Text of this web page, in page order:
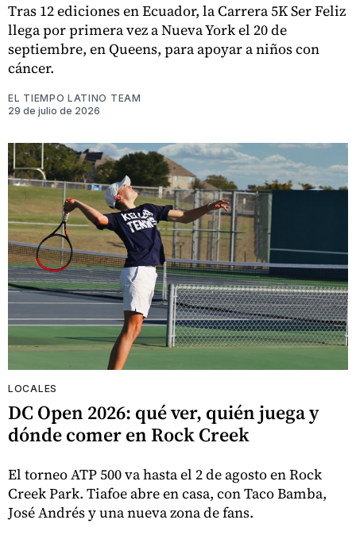
Tras 12 ediciones en Ecuador, la Carrera 5K Ser Feliz
llega por primera vez a Nueva York el 20 de
septiembre, en Queens, para apoyar a niños con
cáncer.
EL TIEMPO LATINO TEAM
29 de julio de 2026
LOCALES
DC Open 2026: qué ver, quién juega y
dónde comer en Rock Creek
El torneo ATP 500 va hasta el 2 de agosto en Rock
Creek Park. Tiafoe abre en casa, con Taco Bamba,
José Andrés y una nueva zona de fans.